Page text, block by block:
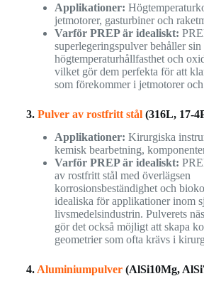
Applikationer:
jetmotorer, gasturbiner och
Varför PREP är idealiskt:
superlegeringspulver behåller
högtemperaturhållfasthet och
vilket gör dem perfekta för att
som förekommer i jetmotorer
3. Pulver av rostfritt stål(316L, 17-
Applikationer: Kirurgiska
kemisk bearbetning,
Varför PREP är idealiskt:
av rostfritt stål med överlägsen
korrosionsbeständighet och
idealiska för applikationer inom
livsmedelsindustrin. Pulverets
gör det också möjligt att skapa
geometrier som ofta krävs i
4.Aluminiumpulver(AlSi10Mg,